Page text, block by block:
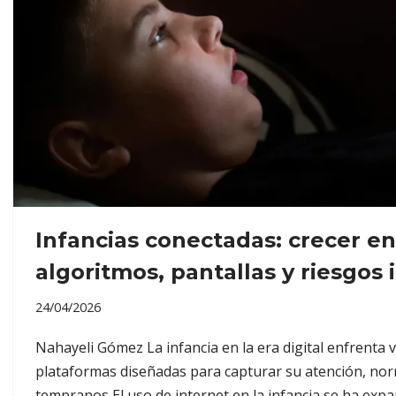
Infancias conectadas: crecer
algoritmos, pantallas y riesgos
24/04/2026
Nahayeli Gómez La infancia en la era digital enfrenta
plataformas diseñadas para capturar su atención,